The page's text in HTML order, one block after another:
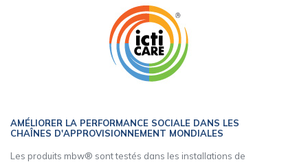
AMÉLIORER LA PERFORMANCE SOCIALE DANS LES
CHAÎNES D'APPROVISIONNEMENT MONDIALES
Les produits mbw® sont testés dans les installations de